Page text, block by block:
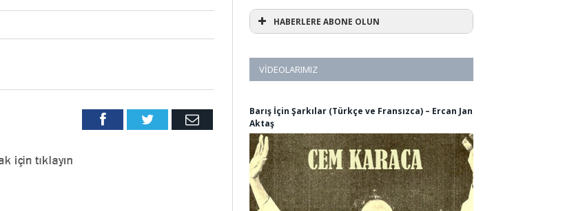
FacebookTwitter Email
HABERLERE ABONE OLUN
VIDEOLARIMIZ
Barış İçin Şarkılar (Türkçe ve Fransızca) – Ercan Jan
Aktaş